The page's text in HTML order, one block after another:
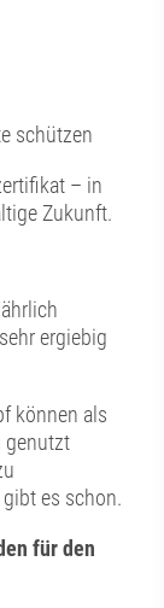
schützen
– in
Zukunft.
ergiebig
können als
genutzt
es schon.
für den